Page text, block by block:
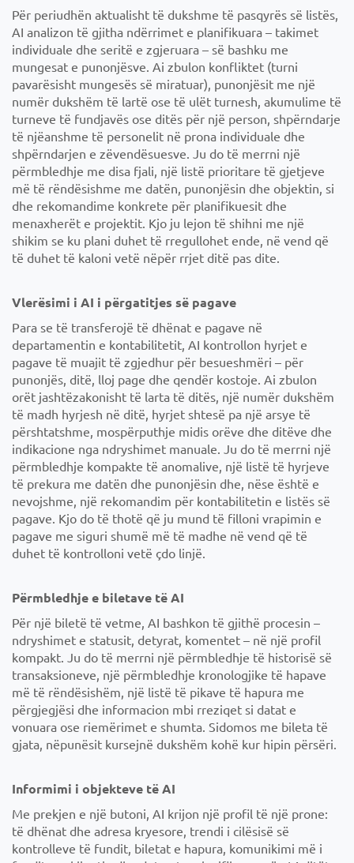
Për periudhën aktualisht të dukshme të pasqyrës së listës,
AI analizon të gjitha ndërrimet e planifikuara – takimet
individuale dhe seritë e zgjeruara – së bashku me
mungesat e punonjësve. Ai zbulon konfliktet (turni
pavarësisht mungesës së miratuar), punonjësit me një
numër dukshëm të lartë ose të ulët turnesh, akumulime të
turneve të fundjavës ose ditës për një person, shpërndarje
të njëanshme të personelit në prona individuale dhe
shpërndarjen e zëvendësuesve. Ju do të merrni një
përmbledhje me disa fjali, një listë prioritare të gjetjeve
më të rëndësishme me datën, punonjësin dhe objektin, si
dhe rekomandime konkrete për planifikuesit dhe
menaxherët e projektit. Kjo ju lejon të shihni me një
shikim se ku plani duhet të rregullohet ende, në vend që
të duhet të kaloni vetë nëpër rrjet ditë pas dite.
Vlerësimi i AI i përgatitjes së pagave
Para se të transferojë të dhënat e pagave në
departamentin e kontabilitetit, AI kontrollon hyrjet e
pagave të muajit të zgjedhur për besueshmëri – për
punonjës, ditë, lloj page dhe qendër kostoje. Ai zbulon
orët jashtëzakonisht të larta të ditës, një numër dukshëm
të madh hyrjesh në ditë, hyrjet shtesë pa një arsye të
përshtatshme, mospërputhje midis orëve dhe ditëve dhe
indikacione nga ndryshimet manuale. Ju do të merrni një
përmbledhje kompakte të anomalive, një listë të hyrjeve
të prekura me datën dhe punonjësin dhe, nëse është e
nevojshme, një rekomandim për kontabilitetin e listës së
pagave. Kjo do të thotë që ju mund të filloni vrapimin e
pagave me siguri shumë më të madhe në vend që të
duhet të kontrolloni vetë çdo linjë.
Përmbledhje e biletave të AI
Për një biletë të vetme, AI bashkon të gjithë procesin –
ndryshimet e statusit, detyrat, komentet – në një profil
kompakt. Ju do të merrni një përmbledhje të historisë së
transaksioneve, një përmbledhje kronologjike të hapave
më të rëndësishëm, një listë të pikave të hapura me
përgjegjësi dhe informacion mbi rreziqet si datat e
vonuara ose riemërimet e shumta. Sidomos me bileta të
gjata, nëpunësit kursejnë dukshëm kohë kur hipin përsëri.
Informimi i objekteve të AI
Me prekjen e një butoni, AI krijon një profil të një prone:
të dhënat dhe adresa kryesore, trendi i cilësisë së
kontrolleve të fundit, biletat e hapura, komunikimi më i